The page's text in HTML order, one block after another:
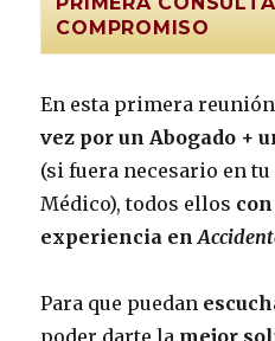
COMPROMISO
En esta primera reunión
vez por un Abogado +
(si fuera necesario en
Médico), todos ellos
experiencia en
Para que puedan